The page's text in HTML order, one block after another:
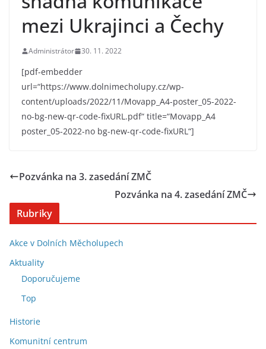
mezi Ukrajinci a Čechy
Administrátor 30. 11. 2022
[pdf-embedder
url=“https://www.dolnimecholupy.cz/wp-
content/uploads/2022/11/Movapp_A4-poster_05-2022-
no-bg-new-qr-code-fixURL.pdf“ title=“Movapp_A4
poster_05-2022-no bg-new-qr-code-fixURL“]
Pozvánka na 3. zasedání ZMČ
Pozvánka na 4. zasedání ZMČ
Rubriky
Akce v Dolních Měcholupech
Aktuality
Doporučujeme
Top
Historie
Komunitní centrum